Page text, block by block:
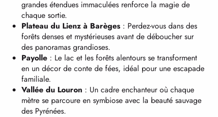
grandes étendues immaculées renforce la magie de
chaque sortie.
Plateau du Lienz à Barèges : Perdez-vous dans des
forêts denses et mystérieuses avant de déboucher sur
des panoramas grandioses.
Payolle : Le lac et les forêts alentours se transforment
en un décor de conte de fées, idéal pour une escapade
familiale.
Vallée du Louron : Un cadre enchanteur où chaque
mètre se parcoure en symbiose avec la beauté sauvage
des Pyrénées.